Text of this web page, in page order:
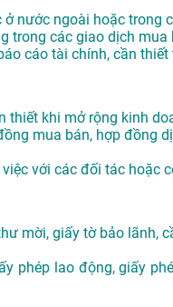
ở nước ngoài hoặc trong
trong các giao dịch
cáo tài chính, cần
thiết khi mở rộng kinh
mua bán, hợp đồng
với các đối tác hoặc
mời, giấy tờ bảo lãnh,
phép lao động, giấy